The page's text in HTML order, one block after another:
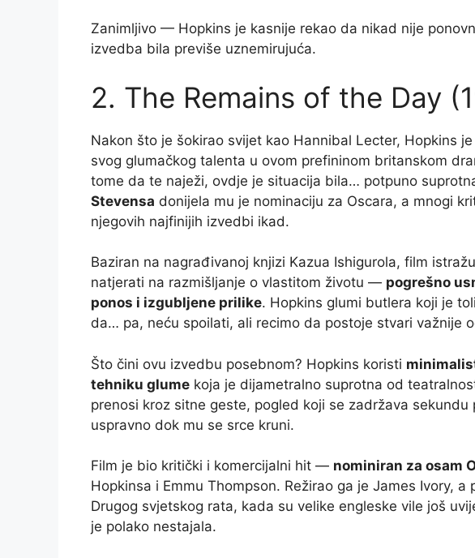
Zanimljivo — Hopkins je kasnije rekao da nikad nije
izvedba bila previše uznemirujuća.
2. The Remains of the Day
Nakon što je šokirao svijet kao Hannibal Lecter, Hopkins
svog glumačkog talenta u ovom prefininom britanskom
tome da te naježi, ovdje je situacija bila… potpuno
Stevensa donijela mu je nominaciju za Oscara, a mnogi
njegovih najfinijih izvedbi ikad.
Baziran na nagrađivanoj knjizi Kazua Ishigurola, film
natjerati na razmišljanje o vlastitom životu — pogrešno
ponos i izgubljene prilike. Hopkins glumi butlera koji je
da… pa, neću spoilati, ali recimo da postoje stvari važnije
Što čini ovu izvedbu posebnom? Hopkins koristi
tehniku glume koja je dijametralno suprotna od
prenosi kroz sitne geste, pogled koji se zadržava
uspravno dok mu se srce kruni.
Film je bio kritički i komercijalni hit — nominiran za osam
Hopkinsa i Emmu Thompson. Režirao ga je James Ivory,
Drugog svjetskog rata, kada su velike engleske vile još
je polako nestajala.